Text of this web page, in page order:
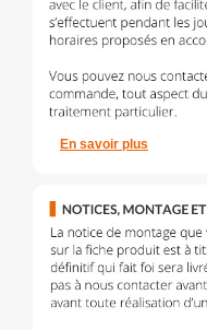
En savoir plus